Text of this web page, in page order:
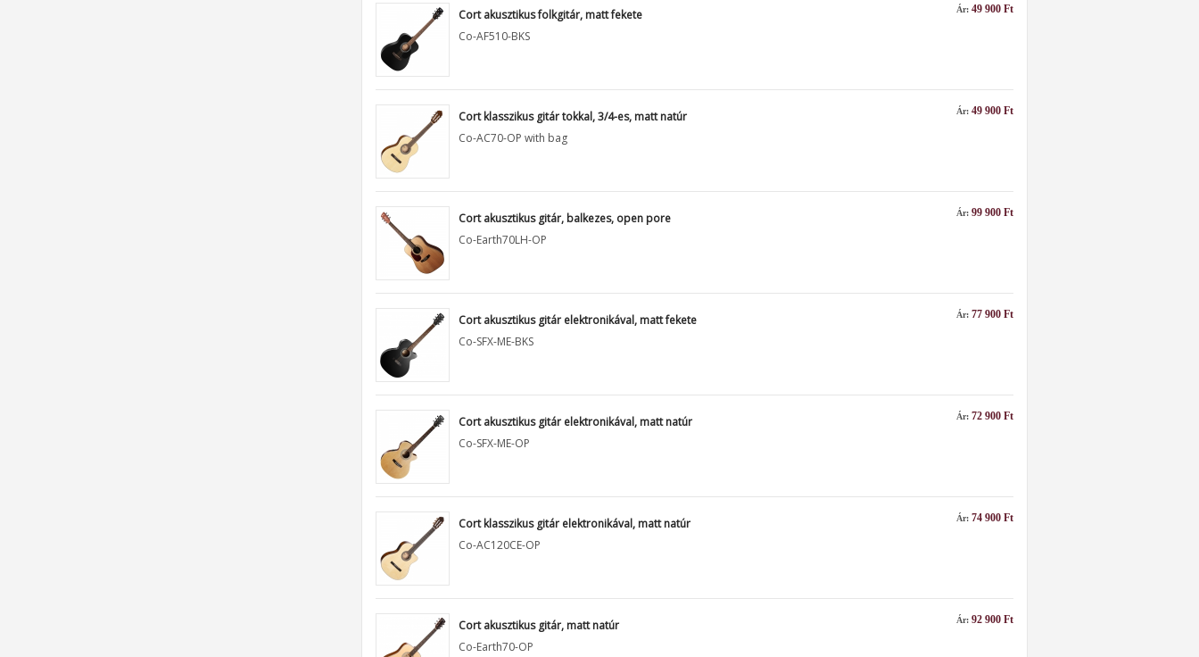
Ár: 49 900 Ft
Cort akusztikus folkgitár, matt fekete
Co-AF510-BKS
Ár: 49 900 Ft
Cort klasszikus gitár tokkal, 3/4-es, matt natúr
Co-AC70-OP with bag
Ár: 99 900 Ft
Cort akusztikus gitár, balkezes, open pore
Co-Earth70LH-OP
Ár: 77 900 Ft
Cort akusztikus gitár elektronikával, matt fekete
Co-SFX-ME-BKS
Ár: 72 900 Ft
Cort akusztikus gitár elektronikával, matt natúr
Co-SFX-ME-OP
Ár: 74 900 Ft
Cort klasszikus gitár elektronikával, matt natúr
Co-AC120CE-OP
Ár: 92 900 Ft
Cort akusztikus gitár, matt natúr
Co-Earth70-OP